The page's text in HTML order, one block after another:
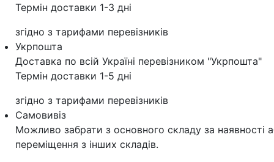
Термін доставки 1-3 дні
згідно з тарифами перевізників
Укрпошта
Доставка по всій Україні перевізником "Укрпошта"
Термін доставки 1-5 дні
згідно з тарифами перевізників
Самовивіз
Можливо забрати з основного складу за наявності
переміщення з інших складів.